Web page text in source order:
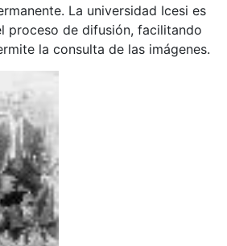
La universidad Icesi es
proceso de difusión, facilitando
la consulta de las imágenes.